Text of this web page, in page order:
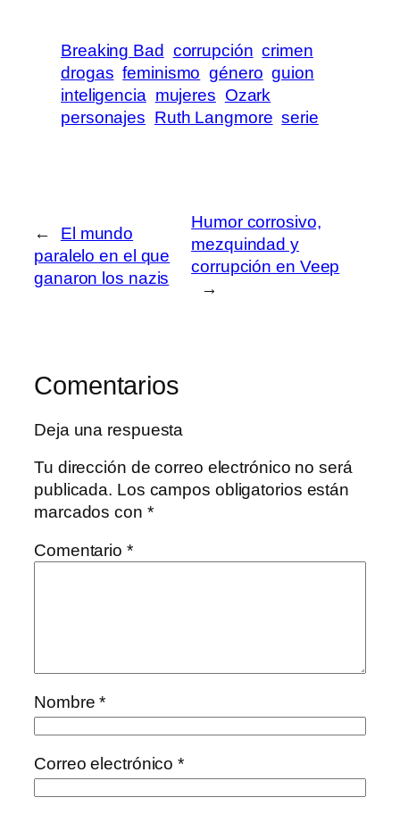
Breaking Bad corrupción crimen
drogas feminismo género guion
inteligencia mujeres Ozark
personajes Ruth Langmore serie
←
El mundo
paralelo en el que
ganaron los nazis
Humor corrosivo,
mezquindad y
corrupción en Veep
→
Comentarios
Deja una respuesta
Tu dirección de correo electrónico no será
publicada. Los campos obligatorios están
marcados con *
Comentario *
Nombre*
Correo electrónico*